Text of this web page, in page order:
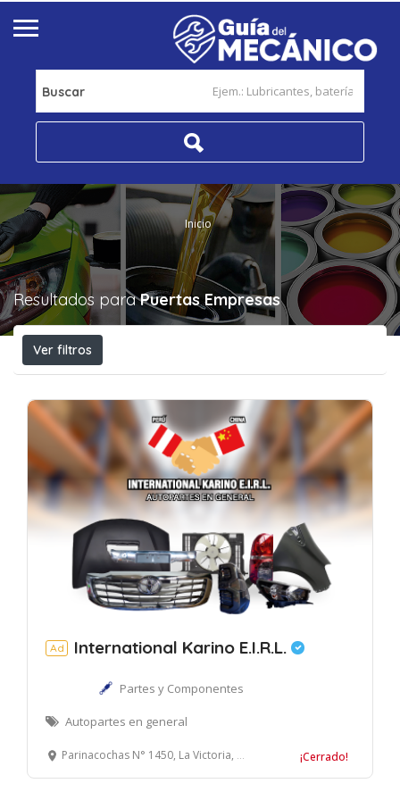
Buscar
Inicio
Resultados paraPuertas Empresas
Ver filtros
Ad International Karino E.I.R.L.
Partes y Componentes
Autopartes en general
Parinacochas N° 1450, La Victoria, Lima ¡Cerrado!